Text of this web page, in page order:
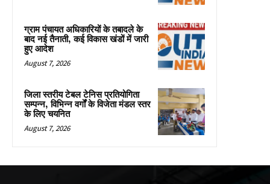
ग्राम पंचायत अधिकारियों के तबादले के
बाद नई तैनाती, कई विकास खंडों में जारी
हुए आदेश
August 7, 2026
जिला स्तरीय टेबल टेनिस प्रतियोगिता
सम्पन्न, विभिन्न वर्गों के विजेता मंडल स्तर
के लिए चयनित
August 7, 2026